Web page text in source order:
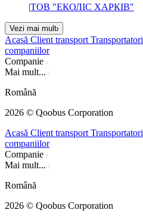
|ТОВ "ЕКОЛІС ХАРКІВ"
Vezi mai mult
Acasă Client transport Transportatori
companiilor
Companie
Mai mult...
Română
2026 © Qoobus Corporation
Acasă Client transport Transportatori
companiilor
Companie
Mai mult...
Română
2026 © Qoobus Corporation